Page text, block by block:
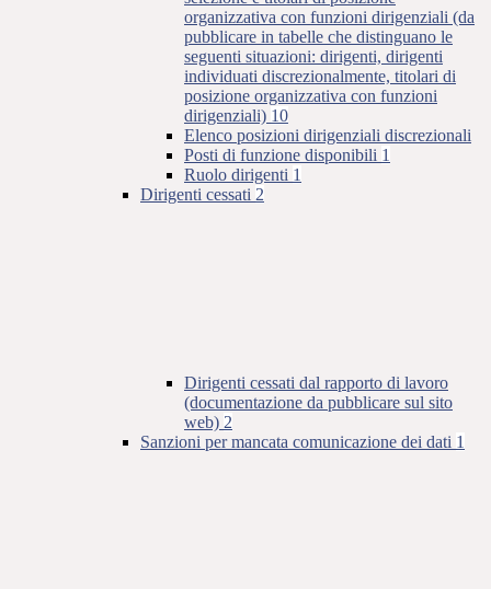
organizzativa con funzioni dirigenziali (da
pubblicare in tabelle che distinguano le
seguenti situazioni: dirigenti, dirigenti
individuati discrezionalmente, titolari di
posizione organizzativa con funzioni
dirigenziali) 10
Elenco posizioni dirigenziali discrezionali
Posti di funzione disponibili 1
Ruolo dirigenti 1
Dirigenti cessati 2
Dirigenti cessati dal rapporto di lavoro
(documentazione da pubblicare sul sito
web) 2
Sanzioni per mancata comunicazione dei dati 1